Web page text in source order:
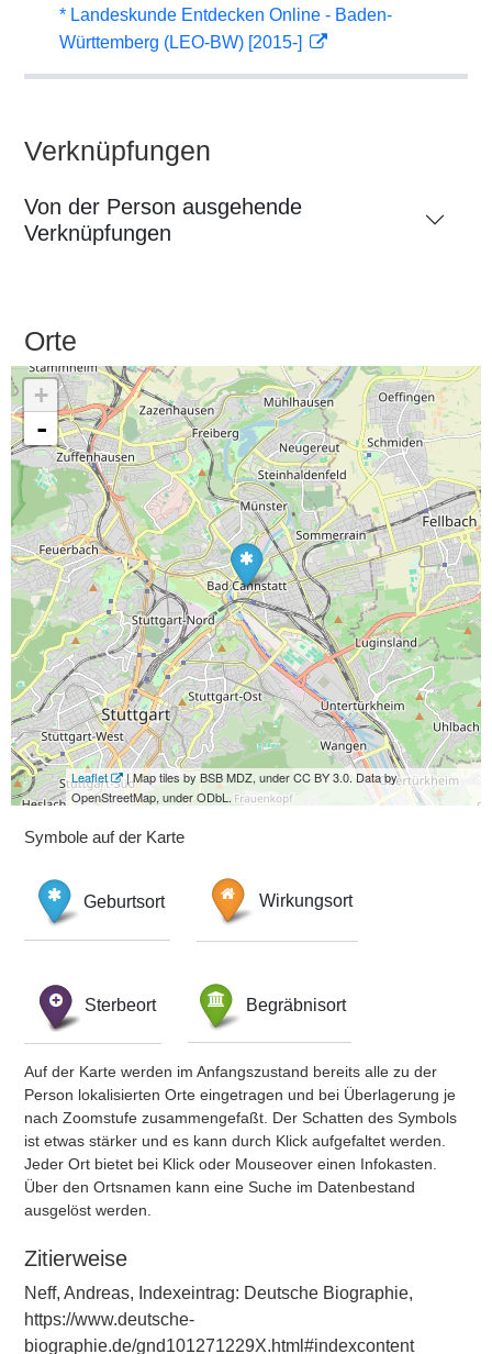
* Landeskunde Entdecken Online - Baden-
Württemberg (LEO-BW) [2015-]
Verknüpfungen
Von der Person ausgehende
Verknüpfungen
Orte
+
-
Leaflet
| Map tiles by BSB MDZ, under CC BY 3.0. Data by
OpenStreetMap, under ODbL.
Symbole auf der Karte
Geburtsort Wirkungsort
Sterbeort Begräbnisort
Auf der Karte werden im Anfangszustand bereits alle zu der
Person lokalisierten Orte eingetragen und bei Überlagerung je
nach Zoomstufe zusammengefaßt. Der Schatten des Symbols
ist etwas stärker und es kann durch Klick aufgefaltet werden.
Jeder Ort bietet bei Klick oder Mouseover einen Infokasten.
Über den Ortsnamen kann eine Suche im Datenbestand
ausgelöst werden.
Zitierweise
Neff, Andreas, Indexeintrag: Deutsche Biographie,
https://www.deutsche-
biographie.de/gnd101271229X.html#indexcontent